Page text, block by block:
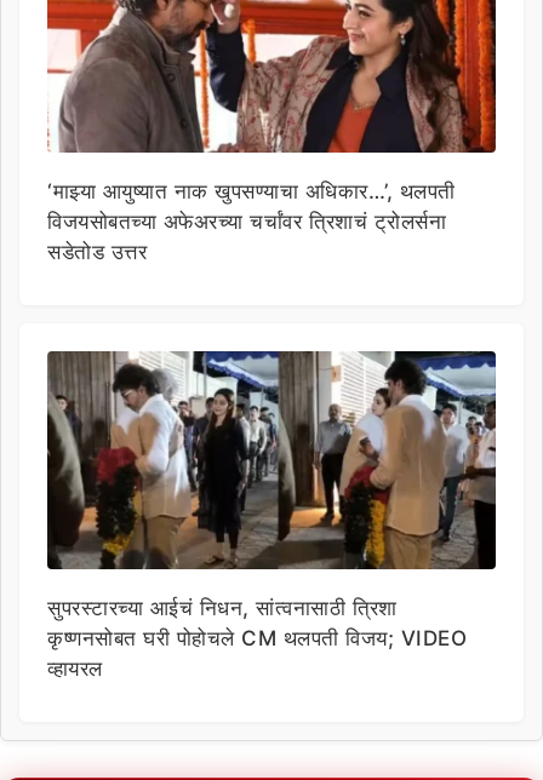
‘माझ्या आयुष्यात नाक खुपसण्याचा अधिकार…’, थलपती
विजयसोबतच्या अफेअरच्या चर्चांवर त्रिशाचं ट्रोलर्सना
सडेतोड उत्तर
सुपरस्टारच्या आईचं निधन, सांत्वनासाठी त्रिशा
कृष्णनसोबत घरी पोहोचले CM थलपती विजय; VIDEO
व्हायरल